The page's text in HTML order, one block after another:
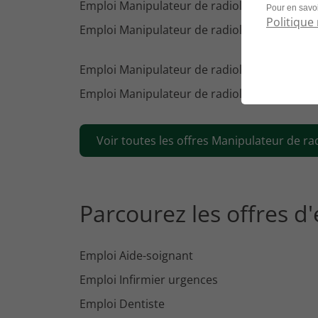
Emploi Manipulateur de radiologie Paris
Emploi Manipulateur de radiologie Toulouse
Emploi Manipulateur de radiologie Dijon
Emploi Manipulateur de radiologie Caen
Voir toutes les offres Manipulateur de
Parcourez les offres
Emploi Aide-soignant
Emploi Infirmier urgences
Emploi Dentiste
Pour en
Politique